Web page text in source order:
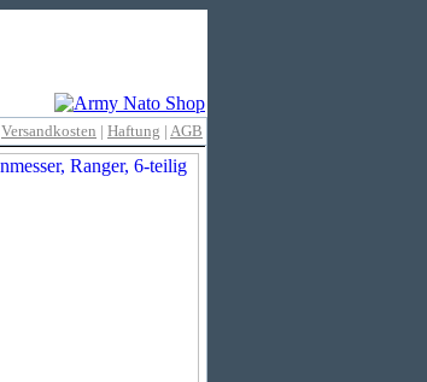
Versandkosten | Haftung | AGB